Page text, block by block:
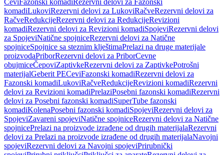
CeviFazonski komadiRezervni delovi za Fazonski
komadiLukoviRezervni delovi za LukoviRačveRezervni delovi za
RačveRedukcijeRezervni delovi za RedukcijeRevizioni
komadiRezervni delovi za Revizioni komadiSpojeviRezervni delovi
za SpojeviNatične spojniceRezervni delovi za Natične
spojniceSpojnice sa steznim klještimaPrelazi na druge materijale
proizvodaPriborRezervni delovi za PriborCevne
obujmiceČepoviZaptivkeRezervni delovi za ZaptivkePotrošni
materijalGeberit PECeviFazonski komadiRezervni delovi za
Fazonski komadiLukoviRačveRedukcijeRevizioni komadiRezervni
delovi za Revizioni komadiPrelaziPosebni fazonski komadiRezervni
delovi za Posebni fazonski komadiSuperTube fazonski
komadiKolenaPosebni fazonski komadiSpojeviRezervni delovi za
SpojeviZavareni spojeviNatične spojniceRezervni delovi za Natične
spojnicePrelazi na proizvode izrađene od drugih materijalaRezervni
delovi za Prelazi na proizvode izrađene od drugih materijalaNavojni
spojeviRezervni delovi za Navojni spojeviPrirubnički